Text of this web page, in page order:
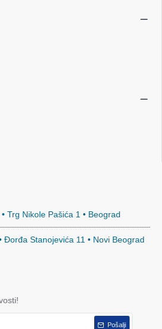
Trg Nikole Pašića 1 • Beograd
Đorđa Stanojevića 11 • Novi Beograd
Pošalji